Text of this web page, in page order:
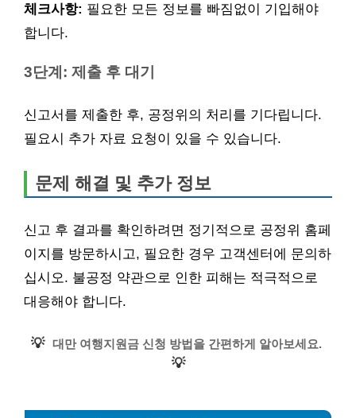
체크사항: 필요한 모든 정보를 빠짐없이 기입해야
합니다.
3단계: 제출 후 대기
신고서를 제출한 후, 공정위의 처리를 기다립니다.
필요시 추가 자료 요청이 있을 수 있습니다.
문제 해결 및 추가 정보
신고 후 결과를 확인하려면 정기적으로 공정위 홈페
이지를 방문하시고, 필요한 경우 고객센터에 문의하
십시오. 불공정 약관으로 인한 피해는 적극적으로
대응해야 합니다.
💡 대만 여행지원금 신청 방법을 간편하게 알아보세요.
💡